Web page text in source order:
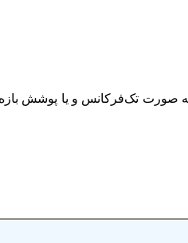
صورت تک‌فرکانس و یا پوشش